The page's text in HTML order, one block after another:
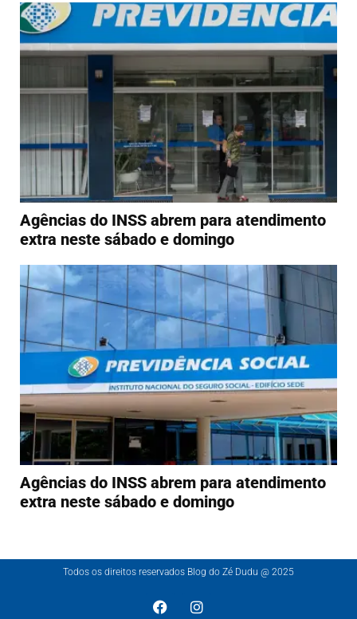
Agências do INSS abrem para atendimento
extra neste sábado e domingo
Agências do INSS abrem para atendimento
extra neste sábado e domingo
Todos os direitos reservados Blog do Zé Dudu @ 2025